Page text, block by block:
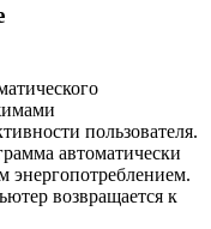
пользователя.
автоматически
энергопотреблением.
возвращается к